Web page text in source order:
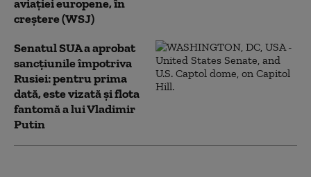
aviației europene, în
creștere (WSJ)
Senatul SUA a aprobat
sancțiunile împotriva
Rusiei: pentru prima
dată, este vizată și flota
fantomă a lui Vladimir
Putin